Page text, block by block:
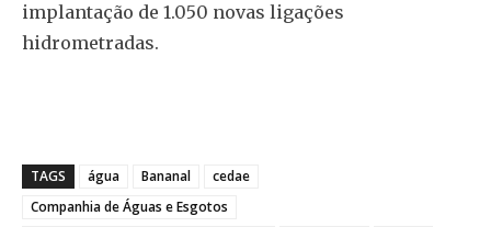
implantação de 1.050 novas ligações
hidrometradas.
TAGS água Bananal
cedae
Companhia de Águas e Esgotos